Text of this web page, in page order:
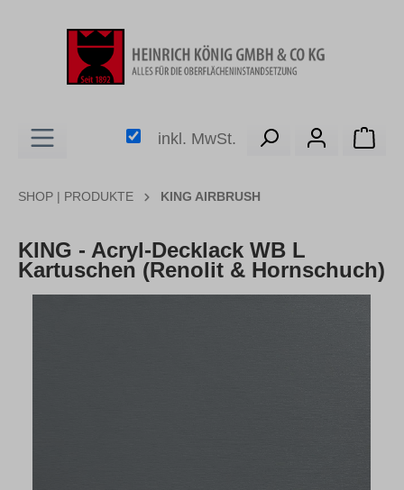
inkl. MwSt.
SHOP | PRODUKTE KING AIRBRUSH
KING - Acryl-Decklack WB L
Kartuschen (Renolit & Hornschuch)